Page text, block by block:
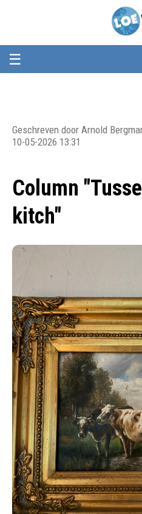
speelt!
☰
Geschreven door Arnold
10-05-2026 13:31
Column
kitch"